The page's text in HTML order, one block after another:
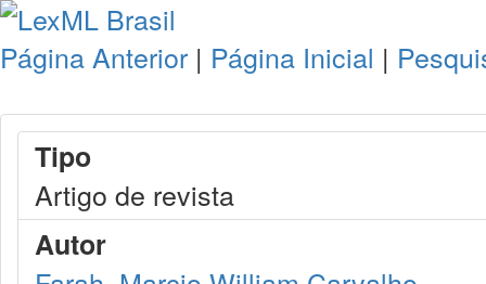
Página Anterior | Página Inicial |
Tipo
Artigo de revista
Autor